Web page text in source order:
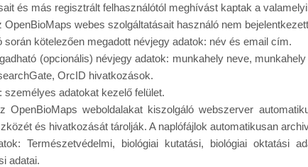
és más regisztrált felhasználótól meghívást kaptak a
OpenBioMaps webes szolgáltatásait használó nem
során kötelezően megadott névjegy adatok: név és email cím.
(opcionális) névjegy adatok: munkahely neve,
OrcID hivatkozások.
személyes adatokat kezelő felület.
OpenBioMaps weboldalakat kiszolgáló webszerver
és hivatkozását tárolják. A naplófájlok automatikusan
Természetvédelmi, biológiai kutatási, biológiai oktatási
adatai.